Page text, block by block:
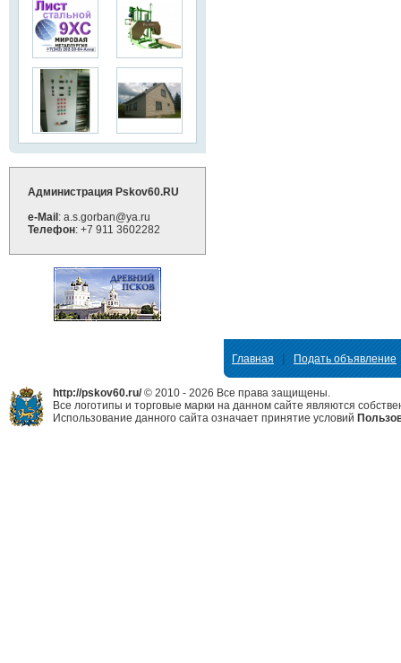
Администрация Pskov60.RU
e-Mail : a.s.gorban@ya.ru
Телефон: +7 911 3602282
Главная | Подать объявление
http://pskov60.ru/© 2010 - 2026 Все права защищены.
Все логотипы и торговые марки на данном сайте являются
Использование данного сайта означает принятие условий